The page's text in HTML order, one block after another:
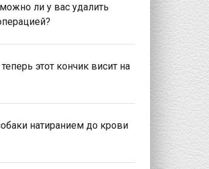
ли у вас удалить
этот кончик висит на
натиранием до крови